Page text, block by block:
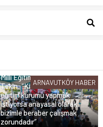
ARNAVUTKÖY HABER
Milli Eğitim Bakanı Yusuf
Tekin: “Kim olursa olsun bir
eğitim kurumu yapmak
istiyorsa anayasal olarak
bizimle beraber çalışmak
zorundadır”